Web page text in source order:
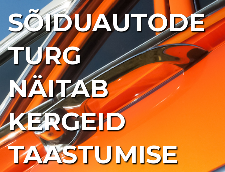
SÕIDUAUTODE
TURG
NÄITAB
KERGEID
TAASTUMISE